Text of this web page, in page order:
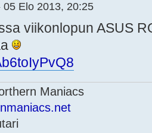
05 Elo 2013, 20:25
viikonlopun ASUS
Maniacs